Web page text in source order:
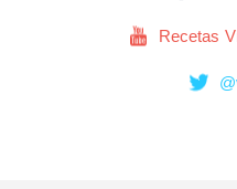
Recetas